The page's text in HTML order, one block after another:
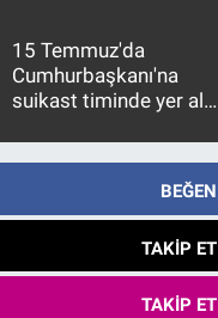
15 Temmuz'da
Cumhurbaşkanı'na
suikast timinde yer alan
10 yıl sonra yakalandı
BEĞEN
TAKIP ET
TAKIP ET